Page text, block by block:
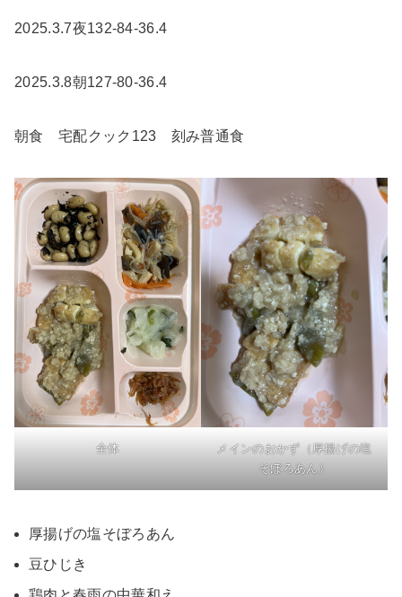
2025.3.7夜132-84-36.4
2025.3.8朝127-80-36.4
朝食 宅配クック123 刻み普通食
全体
メインのおかず（厚揚げの塩
そぼろあん）
厚揚げの塩そぼろあん
豆ひじき